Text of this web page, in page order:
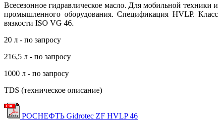
Всесезонное гидравлическое масло. Для мобильной техники и
промышленного оборудования. Спецификация HVLP. Класс
вязкости ISO VG 46.
20 л - по запросу
216,5 л - по запросу
1000 л - по запросу
TDS (техническое описание)
РОСНЕФТЬ Gidrotec ZF HVLP 46